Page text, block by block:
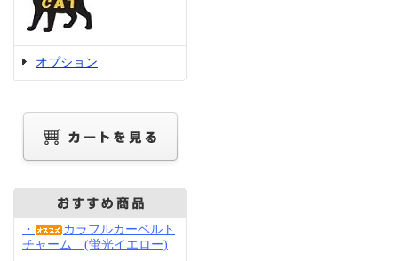
オプション
・
カラフルカーベルト
チャーム (蛍光イエロー)